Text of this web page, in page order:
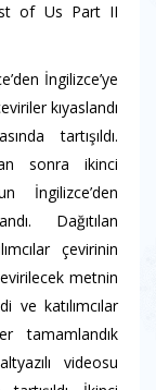
of Us Part II
İngilizce’ye
kıyaslandı
tartışıldı.
sonra ikinci
İngilizce’den
Dağıtılan
çevirinin
metnin
ve katılımcılar
tamamlandık
videosu